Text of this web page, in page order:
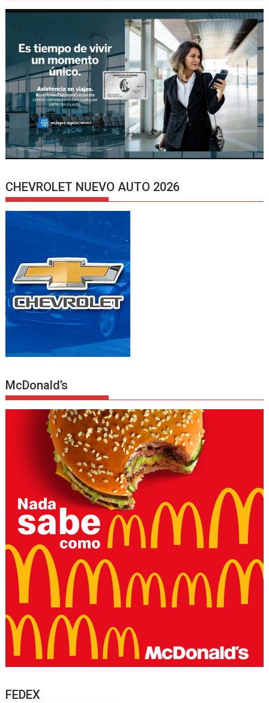
CHEVROLET NUEVO AUTO 2026
McDonald’s
FEDEX